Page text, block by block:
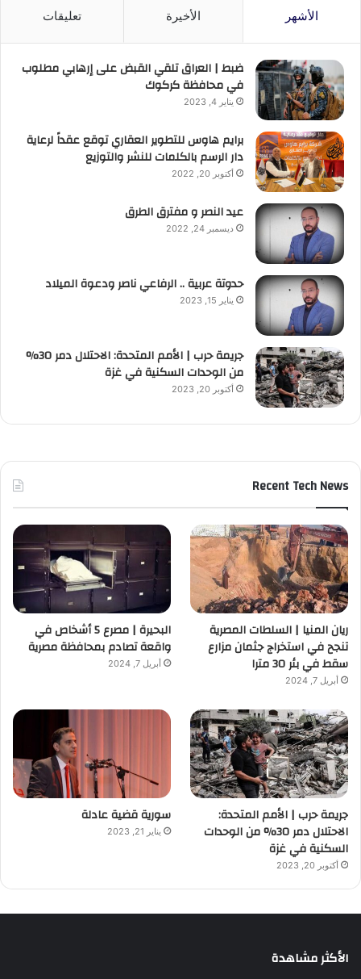
الأشهر الأخيرة تعليقات
ضبط | العراق تلقي القبض على إرهابي مطلوب
في محافظة كركوك
يناير 4, 2023
برايم هاوس للتطوير العقاري توقع عقداً لرعاية
دار الرسم بالكلمات للنشر والتوزيع
أكتوبر 20, 2022
عيد النصر و مفترق الطرق
ديسمبر 24, 2022
حدوتة عربية .. الرفاعي ناصر ودعوة الميلاد
يناير 15, 2023
جريمة حرب | الأمم المتحدة: الاحتلال دمر 30%
من الوحدات السكنية في غزة
أكتوبر 20, 2023
Recent Tech News
ريان المنيا | السلطات المصرية
تنجح في استخراج جثمان مزارع
سقط في بئر 30 مترا
أبريل 7, 2024
البحيرة | مصرع 5 أشخاص في
واقعة تصادم بمحافظة مصرية
أبريل 7, 2024
جريمة حرب | الأمم المتحدة:
الاحتلال دمر 30% من الوحدات
السكنية في غزة
أكتوبر 20, 2023
سورية قضية عادلة
يناير 21, 2023
الأكثر مشاهدة